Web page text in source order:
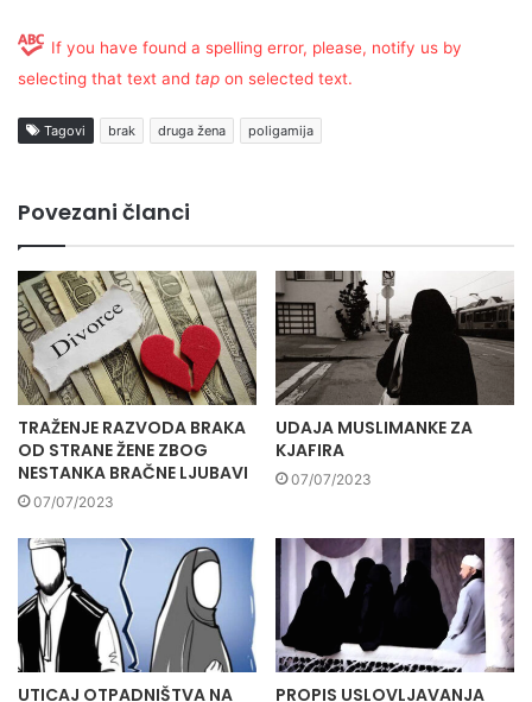
If you have found a spelling error, please, notify us by
selecting that text and tap on selected text.
Tagovi brak druga žena poligamija
Povezani članci
TRAŽENJE RAZVODA BRAKA
OD STRANE ŽENE ZBOG
NESTANKA BRAČNE LJUBAVI
07/07/2023
UDAJA MUSLIMANKE ZA
KJAFIRA
07/07/2023
UTICAJ OTPADNIŠTVA NA PROPIS USLOVLJAVANJA